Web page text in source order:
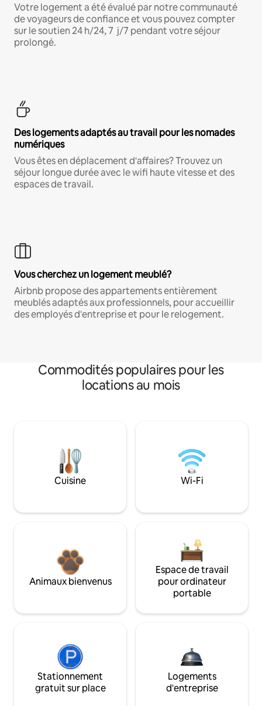
Votre logement a été évalué par notre communauté
de voyageurs de confiance et vous pouvez compter
sur le soutien 24 h/24, 7 j/7 pendant votre séjour
prolongé.
Des logements adaptés au travail pour les nomades
numériques
Vous êtes en déplacement d'affaires? Trouvez un
séjour longue durée avec le wifi haute vitesse et des
espaces de travail.
Vous cherchez un logement meublé?
Airbnb propose des appartements entièrement
meublés adaptés aux professionnels, pour accueillir
des employés d'entreprise et pour le relogement.
Commodités populaires pour les
locations au mois
Cuisine Wi-Fi
Animaux bienvenus
Espace de travail
pour ordinateur
portable
Stationnement
gratuit sur place
Logements
d'entreprise